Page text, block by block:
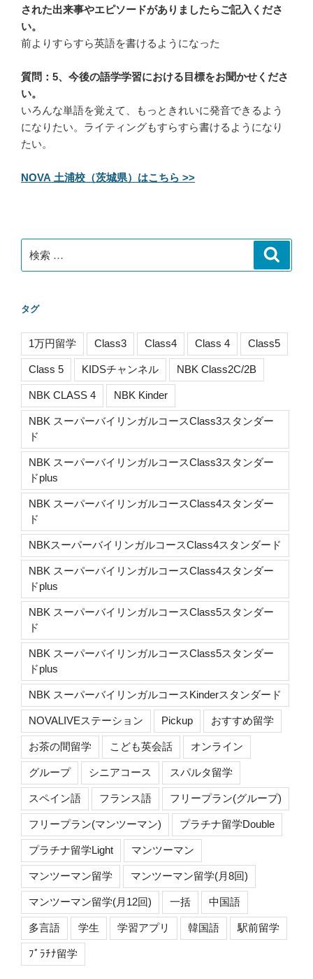
された出来事やエピソードがありましたらご記入くださ
い。
前よりすらすら英語を書けるようになった
質問：5、今後の語学学習における目標をお聞かせくださ
い。
いろんな単語を覚えて、もっときれいに発音できるよう
になりたい。ライティングもすらすら書けるようになり
たい。
NOVA 土浦校（茨城県）はこちら >>
索:
タグ
1万円留学 Class3 Class4 Class 4 Class5
Class 5 KIDSチャンネル NBK Class2C/2B
NBK CLASS 4 NBK Kinder
NBK スーパーバイリンガルコースClass3スタンダー
ド
NBK スーパーバイリンガルコースClass3スタンダー
ドplus
NBK スーパーバイリンガルコースClass4スタンダー
ド
NBKスーパーバイリンガルコースClass4スタンダード
NBK スーパーバイリンガルコースClass4スタンダー
ドplus
NBK スーパーバイリンガルコースClass5スタンダー
ド
NBK スーパーバイリンガルコースClass5スタンダー
ドplus
NBK スーパーバイリンガルコースKinderスタンダード
NOVALIVEステーション Pickup おすすめ留学
お茶の間留学 こども英会話 オンライン
グループ シニアコース スパルタ留学
スペイン語 フランス語 フリープラン(グループ)
フリープラン(マンツーマン) プラチナ留学Double
プラチナ留学Light マンツーマン
マンツーマン留学 マンツーマン留学(月8回)
マンツーマン留学(月12回) 一括 中国語
多言語 学生 学習アプリ 韓国語 駅前留学
ﾌﾟﾗﾁﾅ留学